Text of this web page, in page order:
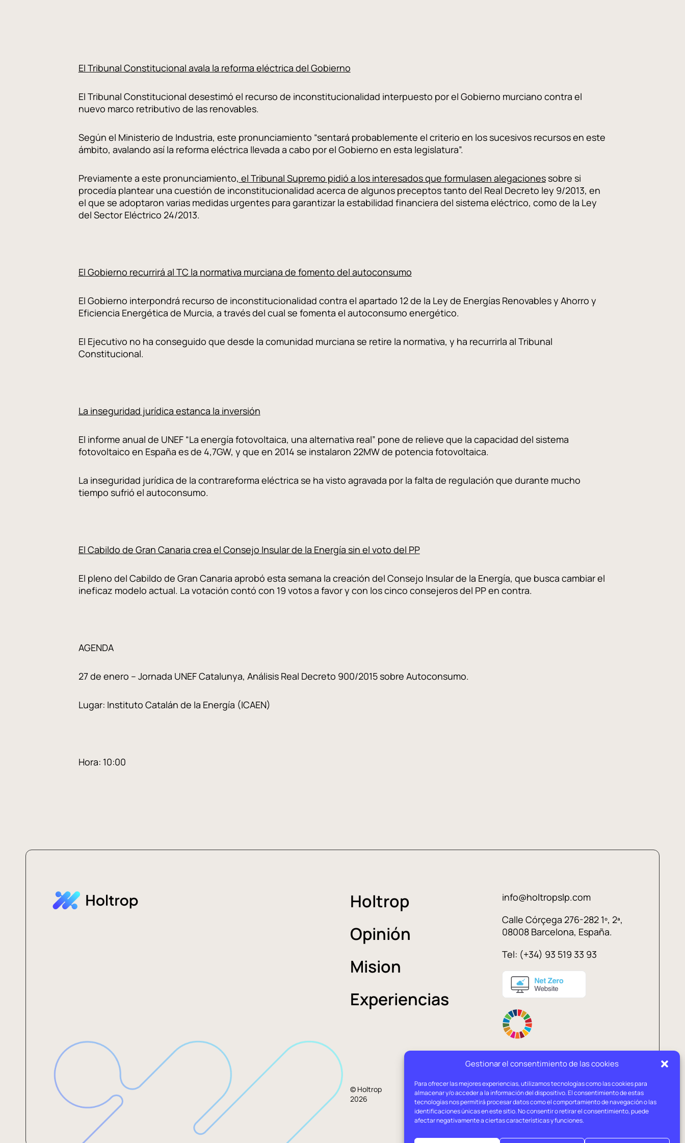
Gestionar el consentimiento de las cookies
Para ofrecer las mejores experiencias, utilizamos tecnologías como las cookies para
almacenar y/o acceder a la información del dispositivo. El consentimiento de estas
tecnologías nos permitirá procesar datos como el comportamiento de navegación o las
identificaciones únicas en este sitio. No consentir o retirar el consentimiento, puede
afectar negativamente a ciertas características y funciones.
El Tribunal Constitucional avala la reforma eléctrica del Gobierno
El Tribunal Constitucional desestimó el recurso de inconstitucionalidad interpuesto por el Gobierno murciano contra el
nuevo marco retributivo de las renovables.
Según el Ministerio de Industria, este pronunciamiento “sentará probablemente el criterio en los sucesivos recursos en este
ámbito, avalando así la reforma eléctrica llevada a cabo por el Gobierno en esta legislatura”.
Previamente a este pronunciamiento, el Tribunal Supremo pidió a los interesados que formulasen alegacionessobre si
procedía plantear una cuestión de inconstitucionalidad acerca de algunos preceptos tanto del Real Decreto ley 9/2013, en
el que se adoptaron varias medidas urgentes para garantizar la estabilidad financiera del sistema eléctrico, como de la Ley
del Sector Eléctrico 24/2013.
El Gobierno recurrirá al TC la normativa murciana de fomento del autoconsumo
El Gobierno interpondrá recurso de inconstitucionalidad contra el apartado 12 de la Ley de Energías Renovables y Ahorro y
Eficiencia Energética de Murcia, a través del cual se fomenta el autoconsumo energético.
El Ejecutivo no ha conseguido que desde la comunidad murciana se retire la normativa, y ha recurrirla al Tribunal
Constitucional.
La inseguridad jurídica estanca la inversión
El informe anual de UNEF “La energía fotovoltaica, una alternativa real” pone de relieve que la capacidad del sistema
fotovoltaico en España es de 4,7GW, y que en 2014 se instalaron 22MW de potencia fotovoltaica.
La inseguridad jurídica de la contrareforma eléctrica se ha visto agravada por la falta de regulación que durante mucho
tiempo sufrió el autoconsumo.
El Cabildo de Gran Canaria crea el Consejo Insular de la Energía sin el voto del PP
El pleno del Cabildo de Gran Canaria aprobó esta semana la creación del Consejo Insular de la Energía, que busca cambiar el
ineficaz modelo actual. La votación contó con 19 votos a favor y con los cinco consejeros del PP en contra.
AGENDA
27 de enero – Jornada UNEF Catalunya, Análisis Real Decreto 900/2015 sobre Autoconsumo.
Lugar: Instituto Catalán de la Energía (ICAEN)
Hora: 10:00
Holtrop
Opinión
Mision
Experiencias
info@holtropslp.com
Calle Córçega 276-282 1º, 2ª,
08008 Barcelona, España.
Tel: (+34) 93 519 33 93
© Holtrop
2026
Aviso
legal
Política de
privacidad
Política de
cookies